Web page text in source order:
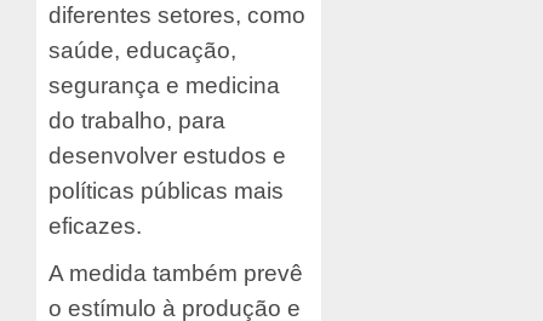
diferentes setores, como
saúde, educação,
segurança e medicina
do trabalho, para
desenvolver estudos e
políticas públicas mais
eficazes.
A medida também prevê
o estímulo à produção e